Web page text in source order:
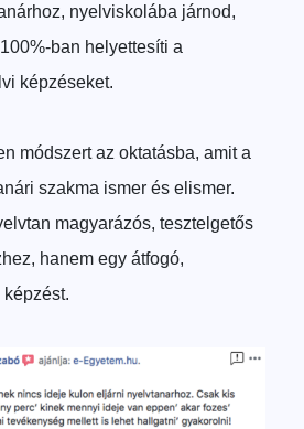
nyelviskolába járnod,
ban helyettesíti a
képzéseket.
módszert az oktatásba, amit a
szakma ismer és elismer.
magyarázós, tesztelgetős
hanem egy átfogó,